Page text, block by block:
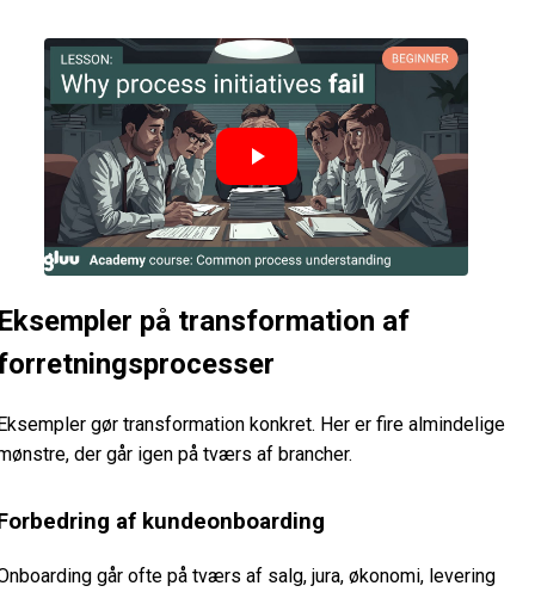
på transformation af
gør transformation konkret. Her er fire almindelige
der går igen på tværs af brancher.
af kundeonboarding
går ofte på tværs af salg, jura, økonomi, levering